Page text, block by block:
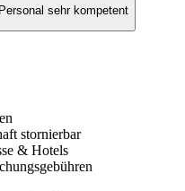
sehr kompetent
stornierbar
& Hotels